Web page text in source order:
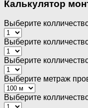
Калькулятор
Выберите
Выберите
Выберите
Выберите метраж
Выберите